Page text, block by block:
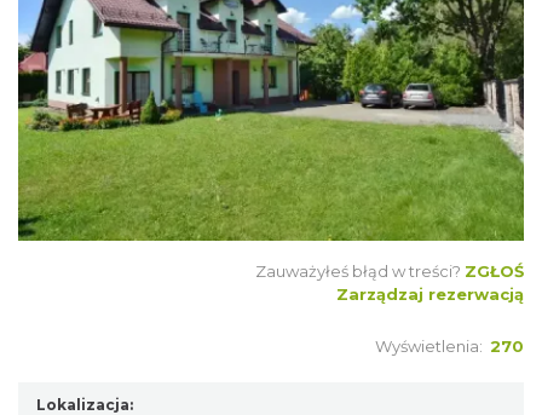
Zauważyłeś błąd w treści? ZGŁOŚ
Zarządzaj rezerwacją
Wyświetlenia: 270
Lokalizacja: